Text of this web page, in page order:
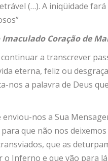
(…). A iniqüidade
Imaculado Coração de
a transcrever
eterna, feliz ou
nos a palavra de Deus
enviou-nos a Sua
que não nos
que as
o Inferno e que vão para